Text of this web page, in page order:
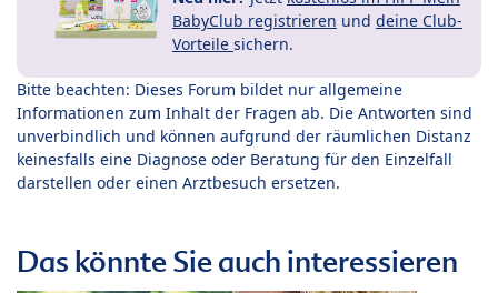
BabyClub registrieren und deine Club-
Vorteile sichern.
Bitte beachten: Dieses Forum bildet nur allgemeine
Informationen zum Inhalt der Fragen ab. Die Antworten sind
unverbindlich und können aufgrund der räumlichen Distanz
keinesfalls eine Diagnose oder Beratung für den Einzelfall
darstellen oder einen Arztbesuch ersetzen.
Das könnte Sie auch interessieren